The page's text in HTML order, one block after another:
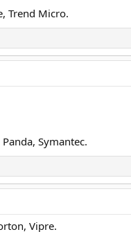
Trend Micro.
Symantec.
Vipre.